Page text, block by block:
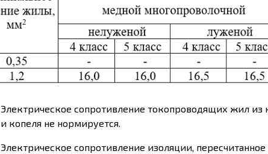
Электрическое сопротивление токопроводящих жил из
и копеля не нормируется.
Электрическое сопротивление изоляции,